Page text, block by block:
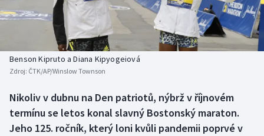
Basketbal
Boby a skeleton
Box
Curling
Historické návraty
Aplikace ČT sport
AZ kvíz
Benson Kipruto a Diana Kipyogeiová
Zdroj: ČTK/AP/Winslow Townson
Nikoliv v dubnu na Den patriotů, nýbrž v říjnovém
termínu se letos konal slavný Bostonský maraton.
Jeho 125. ročník, který loni kvůli pandemii poprvé v